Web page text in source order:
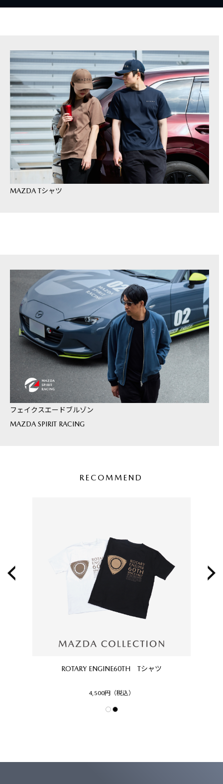
MAZDA Tシャツ
フェイクスエードブルゾン
MAZDA SPIRIT RACING
RECOMMEND
ROTARY ENGINE60TH Tシャツ
4,500円（税込）